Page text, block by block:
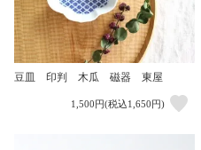
豆皿 印判 木瓜 磁器 東屋
1,500円(税込1,650円)